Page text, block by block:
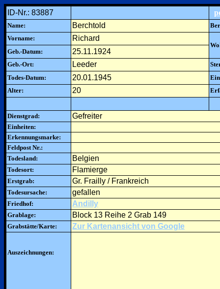
ID-Nr.: 83887
Name: Berchtold
Vorname:
Richard
Geb.-Datum:
25.11.1924
Geb.-Ort: Leeder
Todes-Datum:
20.01.1945
Alter:
20
Dienstgrad: Gefreiter
Einheiten:
Erkennungsmarke:
Feldpost Nr.:
Todesland:
Belgien
Todesort: Flamierge
Erstgrab: Gr. Frailly / Frankreich
Todesursache: gefallen
Friedhof: Andilly
Grablage: Block 13 Reihe 2 Grab 149
Grabstätte/Karte: Zur Kartenansicht von Google
Auszeichnungen: